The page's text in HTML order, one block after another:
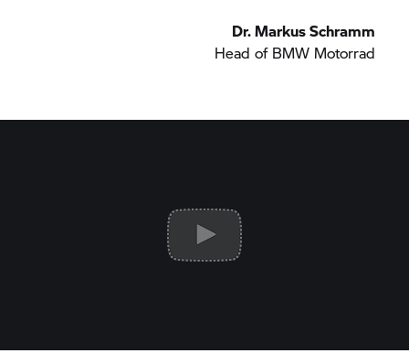
Dr. Markus Schramm
Head of BMW Motorrad